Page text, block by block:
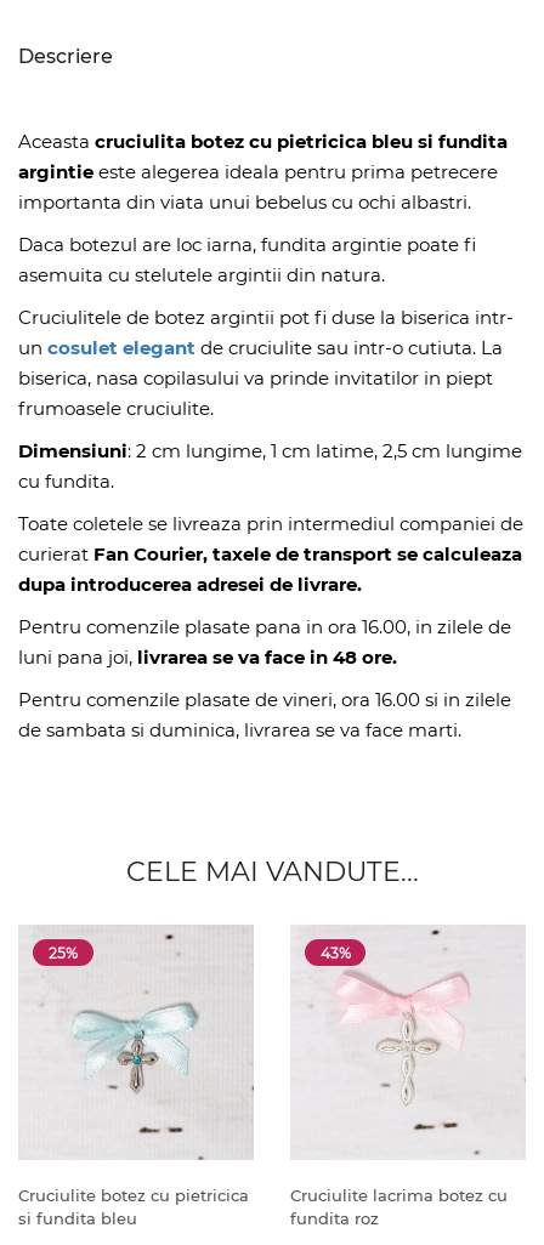
Descriere
Aceasta cruciulita botez cu pietricica bleu si fundita
argintie este alegerea ideala pentru prima petrecere
importanta din viata unui bebelus cu ochi albastri.
Daca botezul are loc iarna, fundita argintie poate fi
asemuita cu stelutele argintii din natura.
Cruciulitele de botez argintii pot fi duse la biserica intr-
un cosulet elegant de cruciulite sau intr-o cutiuta. La
biserica, nasa copilasului va prinde invitatilor in piept
frumoasele cruciulite.
Dimensiuni: 2 cm lungime, 1 cm latime, 2,5 cm lungime
cu fundita.
Toate coletele se livreaza prin intermediul companiei de
curierat Fan Courier, taxele de transport se calculeaza
dupa introducerea adresei de livrare.
Pentru comenzile plasate pana in ora 16.00, in zilele de
luni pana joi, livrarea se va face in 48 ore.
Pentru comenzile plasate de vineri, ora 16.00 si in zilele
de sambata si duminica, livrarea se va face marti.
CELE MAI VANDUTE...
25%
Cruciulite botez cu pietricica
si fundita bleu
43%
Cruciulite lacrima botez cu
fundita roz